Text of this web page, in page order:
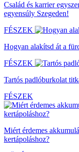
Család és karrier
egyensúly Szegeden!
FÉSZEK
Hogyan alakítsd át a
FÉSZEK
Tartós padlóburkolat
FÉSZEK
Miért érdemes
kertápoláshoz?